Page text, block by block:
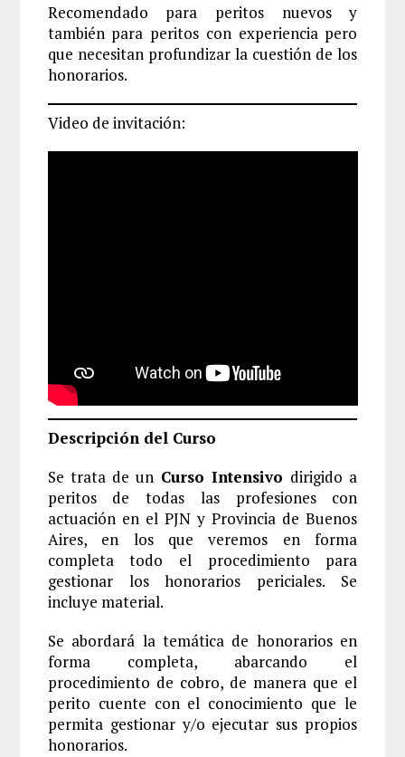
Recomendado para peritos nuevos y
también para peritos con experiencia pero
que necesitan profundizar la cuestión de los
honorarios.
Video de invitación:
Descripción del Curso
Se trata de un Curso Intensivo dirigido a
peritos de todas las profesiones con
actuación en el PJN y Provincia de Buenos
Aires, en los que veremos en forma
completa todo el procedimiento para
gestionar los honorarios periciales. Se
incluye material.
Se abordará la temática de honorarios en
forma completa, abarcando el
procedimiento de cobro, de manera que el
perito cuente con el conocimiento que le
permita gestionar y/o ejecutar sus propios
honorarios.